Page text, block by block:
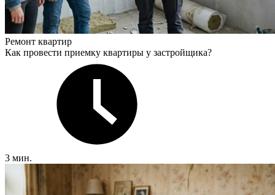
Ремонт квартир
Как провести приемку квартиры у застройщика?
3 мин.